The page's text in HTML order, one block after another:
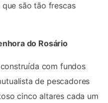
são tão frescas
do Rosário
com fundos
de pescadores
cinco altares cada um